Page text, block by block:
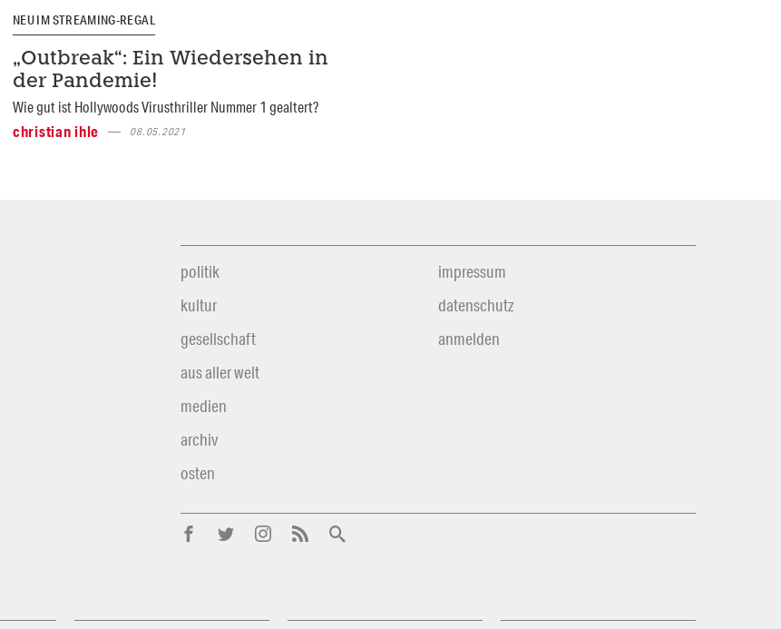
NEU IM STREAMING-REGAL
„Outbreak“: Ein Wiedersehen in
der Pandemie!
Wie gut ist Hollywoods Virusthriller Nummer 1 gealtert?
christian ihle
08.05.2021
politik
kultur
gesellschaft
aus aller welt
medien
archiv
osten
impressum
datenschutz
anmelden